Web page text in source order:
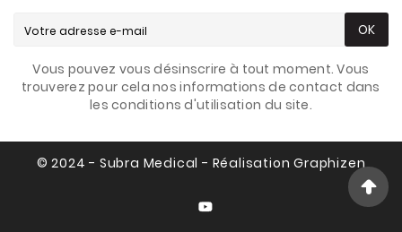
OK
Vous pouvez vous désinscrire à tout moment. Vous
trouverez pour cela nos informations de contact dans
les conditions d'utilisation du site.
© 2024 - Subra Medical - Réalisation Graphizen